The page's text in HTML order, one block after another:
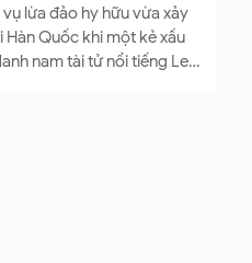
tại căn biệt phủ, Lâm Hùng
“Ba tôi hồi xưa cũng đi
Kim Chung để đàn